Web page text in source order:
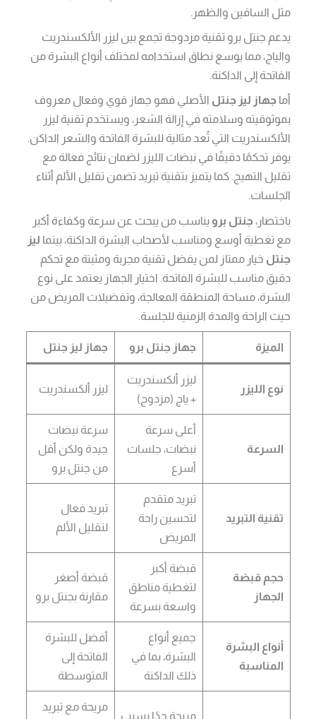
مثل الساقين والظهر.
يدعم جنتل برو تقنية مزدوجة تجمع بين ليزر الألكسندريت
والياج، مما يوسع نطاق استخدامه لمختلف أنواع البشرة من
الفاتحة إلى الداكنة.
أما جهاز ليز جنتل الأصلي فهو جهاز قوي وفعال معروف
بموثوقيته وسلامته في إزالة الشعر، ويستخدم تقنية ليزر
الألكسندريت التي تُعد مثالية للبشرة الفاتحة والشعر الداكن.
يوفر تحكمًا دقيقًا في نبضات الليزر لضمان نتائج فعالة مع
تقليل التهيج. كما يتميز بتقنية تبريد تضمن تقليل الألم أثناء
الجلسات.
باختصار، جنتل برو يناسب من يبحث عن سرعة وكفاءة أكبر
مع تغطية أوسع ومناسب لأصحاب البشرة الداكنة، بينما ليز
جنتل خيار ممتاز لمن يفضل تقنية مجربة ومثبتة مع تحكم
دقيق مناسب للبشرة الفاتحة. اختيار الجهاز يعتمد على نوع
البشرة، مساحة المنطقة المعالجة، وتفضيلات المريض من
حيث الراحة والمدة الزمنية للجلسة.
الميزة جهاز جنتل برو جهاز ليز جنتل
نوع الليزر
ليزر ألكسندريت
+ ياج (مزدوج)
ليزر ألكسندريت
السرعة
أعلى سرعة
نبضات، جلسات
أسرع
سرعة نبضات
جيدة ولكن أقل
من جنتل برو
تقنية التبريد
تبريد متقدم
لتحسين راحة
المريض
تبريد فعال
لتقليل الألم
حجم قبضة
الجهاز
قبضة أكبر
لتغطية مناطق
واسعة بسرعة
قبضة أصغر
مقارنة بجنتل برو
أنواع البشرة
المناسبة
جميع أنواع
البشرة، بما في
ذلك الداكنة
أفضل للبشرة
الفاتحة إلى
المتوسطة
مريحة جدًا بسبب
مريحة مع تبريد